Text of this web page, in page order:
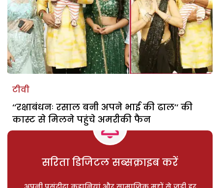
टीवी
‘‘रक्षाबंधनः रसाल बनी अपने भाई की ढाल’‘ की
कास्ट से मिलने पहुंचे अमरीकी फैन
सरिता डिजिटल सब्सक्राइब करें